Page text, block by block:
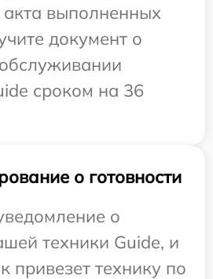
выполненных
документ о
сроком на 36
о готовности
о
техники Guide, и
привезет технику по